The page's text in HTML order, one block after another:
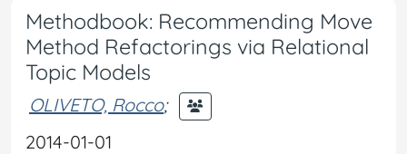
Methodbook: Recommending Move
Method Refactorings via Relational
Topic Models
OLIVETO, Rocco;
2014-01-01